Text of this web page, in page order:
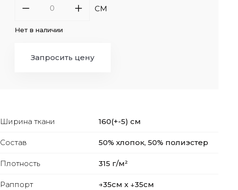
Ширина ткани 160(+-5) см
Состав 50% хлопок, 50% полиэстер
Плотность 315 г/м²
Раппорт →35см х ↓35см
СМ
Нет в наличии
Запросить цену